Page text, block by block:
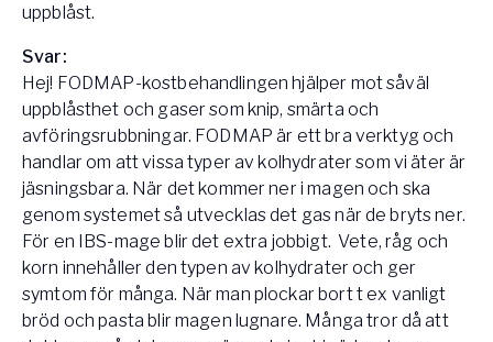
uppblåst.
Svar:
Hej! FODMAP-kostbehandlingen hjälper mot såväl
uppblåsthet och gaser som knip, smärta och
avföringsrubbningar. FODMAP är ett bra verktyg och
handlar om att vissa typer av kolhydrater som vi äter är
jäsningsbara. När det kommer ner i magen och ska
genom systemet så utvecklas det gas när de bryts ner.
För en IBS-mage blir det extra jobbigt. Vete, råg och
korn innehåller den typen av kolhydrater och ger
symtom för många. När man plockar bort t ex vanligt
bröd och pasta blir magen lugnare. Många tror då att